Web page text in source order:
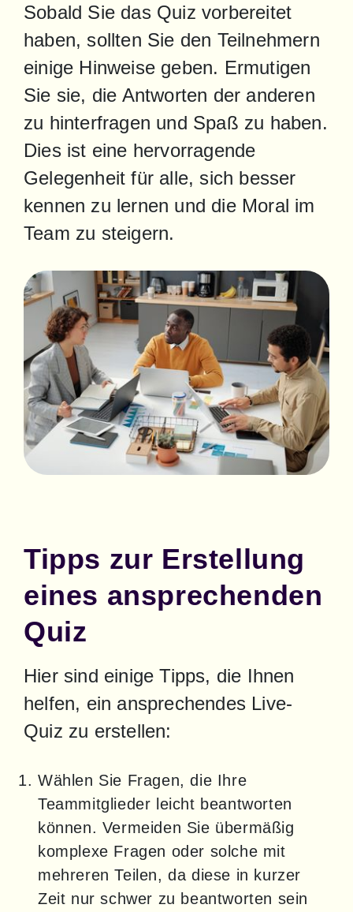
Sobald Sie das Quiz vorbereitet
haben, sollten Sie den Teilnehmern
einige Hinweise geben. Ermutigen
Sie sie, die Antworten der anderen
zu hinterfragen und Spaß zu haben.
Dies ist eine hervorragende
Gelegenheit für alle, sich besser
kennen zu lernen und die Moral im
Team zu steigern.
Tipps zur Erstellung
eines ansprechenden
Quiz
Hier sind einige Tipps, die Ihnen
helfen, ein ansprechendes Live-
Quiz zu erstellen:
Wählen Sie Fragen, die Ihre
Teammitglieder leicht beantworten
können. Vermeiden Sie übermäßig
komplexe Fragen oder solche mit
mehreren Teilen, da diese in kurzer
Zeit nur schwer zu beantworten sein